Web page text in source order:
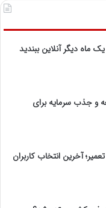
ماه دیگر آنلاین ببندید
و جذب سرمایه برای
آخرین انتخاب کاربران